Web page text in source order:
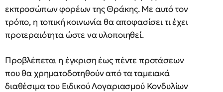
εκπροσώπων φορέων της Θράκης. Με αυτό τον
τρόπο, η τοπική κοινωνία θα αποφασίσει τι έχει
προτεραιότητα ώστε να υλοποιηθεί.
Προβλέπεται η έγκριση έως πέντε προτάσεων
που θα χρηματοδοτηθούν από τα ταμειακά
διαθέσιμα του Ειδικού Λογαριασμού Κονδυλίων